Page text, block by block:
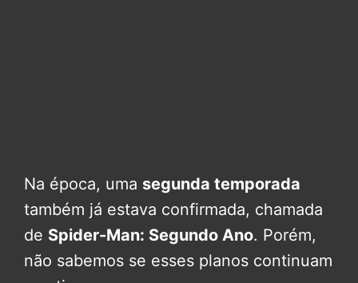
Na época, uma segunda temporada
também já estava confirmada, chamada
de Spider-Man: Segundo Ano. Porém,
não sabemos se esses planos continuam